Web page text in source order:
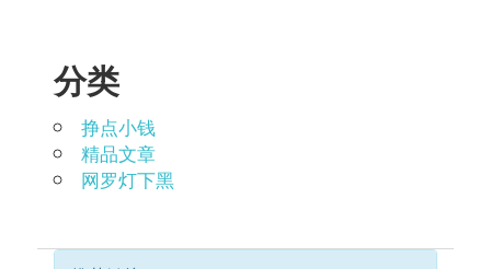
分类
挣点小钱
精品文章
网罗灯下黑